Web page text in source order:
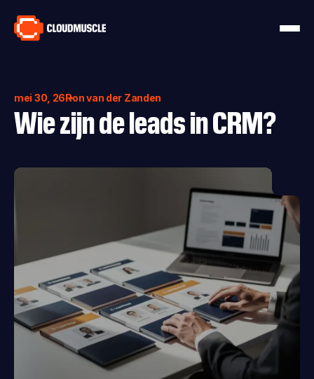
mei 30, 26Ron van der Zanden
Wie zijn de leads in CRM?